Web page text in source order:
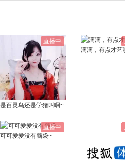
直播中
是百灵鸟还是学猪叫啊~
滴滴，有点才艺
直播中
可可爱爱没有脑袋~